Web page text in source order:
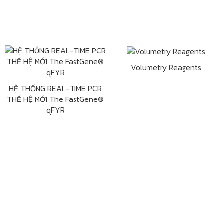
HỆ THỐNG REAL-TIME PCR
THẾ HỆ MỚI The FastGene®
qFYR
Volumetry Reagents